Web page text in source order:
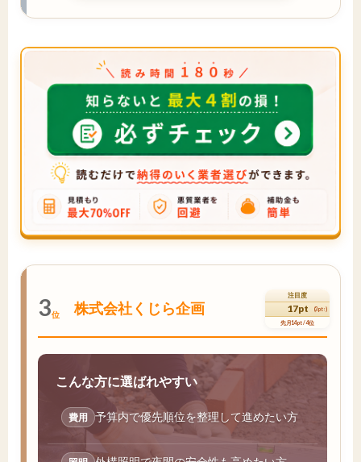
3位 株式会社くじら企画
注目度
17pt (3pt↑)
先月14pt / 4位
こんな方に選ばれやすい
費用 予算内で優先順位を整理して進めたい方